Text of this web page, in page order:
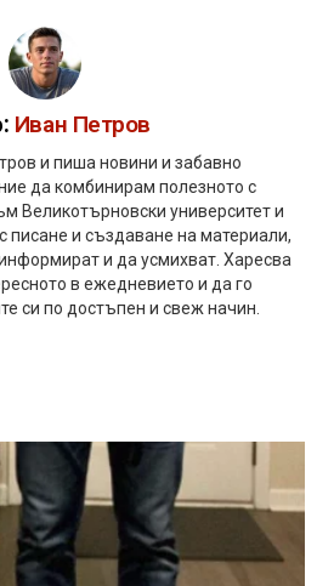
Иван Петров
и пиша новини и забавно
да комбинирам полезното с
Великотърновски университет и
писане и създаване на материали,
и да усмихват. Харесва
в ежедневието и да го
си по достъпен и свеж начин.